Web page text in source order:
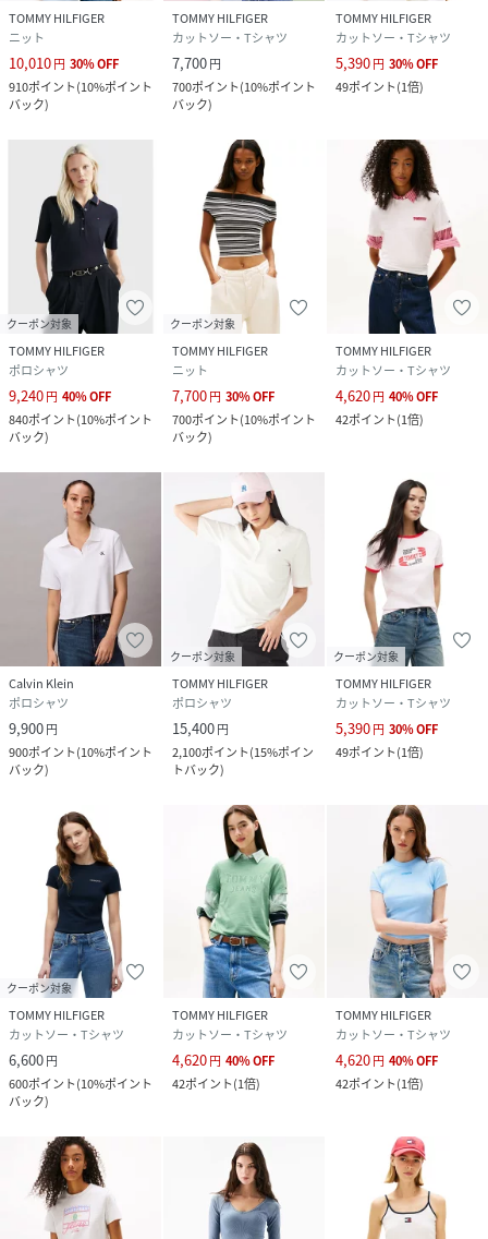
NP5903_DW21363
DW21363-C1G-XS NP5903
TOMMY HILFIGER
ニット
10,010円 30%OFF
910ポイント(10%ポイント
バック)
TOMMY HILFIGER
カットソー・Tシャツ
7,700円
700ポイント(10%ポイント
バック)
TOMMY HILFIGER
カットソー・Tシャツ
5,390円 30%OFF
49ポイント(1倍)
クーポン対象
TOMMY HILFIGER
ポロシャツ
9,240円 40%OFF
840ポイント(10%ポイント
バック)
クーポン対象
TOMMY HILFIGER
ニット
7,700円 30%OFF
700ポイント(10%ポイント
バック)
TOMMY HILFIGER
カットソー・Tシャツ
4,620円 40%OFF
42ポイント(1倍)
Calvin Klein
ポロシャツ
9,900円
900ポイント(10%ポイント
バック)
クーポン対象
TOMMY HILFIGER
ポロシャツ
15,400円
2,100ポイント(15%ポイン
トバック)
クーポン対象
TOMMY HILFIGER
カットソー・Tシャツ
5,390円 30%OFF
49ポイント(1倍)
クーポン対象
TOMMY HILFIGER
カットソー・Tシャツ
6,600円
600ポイント(10%ポイント
バック)
TOMMY HILFIGER
カットソー・Tシャツ
4,620円 40%OFF
42ポイント(1倍)
TOMMY HILFIGER
カットソー・Tシャツ
4,620円 40%OFF
42ポイント(1倍)